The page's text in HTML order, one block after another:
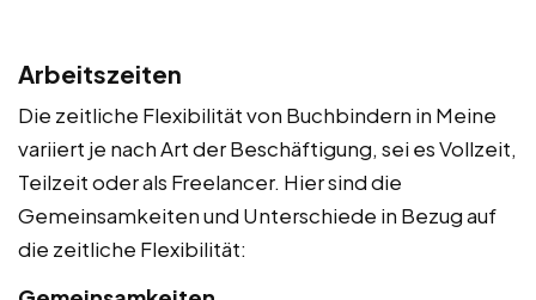
Arbeitszeiten
Die zeitliche Flexibilität von Buchbindern in Meine
variiert je nach Art der Beschäftigung, sei es Vollzeit,
Teilzeit oder als Freelancer. Hier sind die
Gemeinsamkeiten und Unterschiede in Bezug auf
die zeitliche Flexibilität: